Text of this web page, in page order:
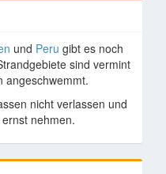
und Peru gibt es noch
sind vermint
angeschwemmt.
nicht verlassen und
nehmen.